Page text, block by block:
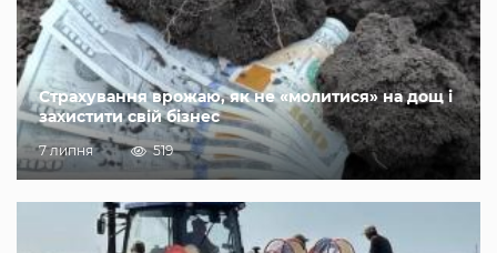
Страхування врожаю, як не «молитися» на дощ і
захистити свій бізнес
7 липня 519